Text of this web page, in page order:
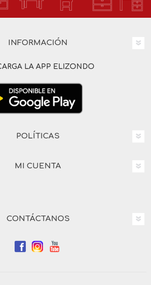
INFORMACIÓN
LA APP ELIZONDO
POLÍTICAS
MI CUENTA
CONTÁCTANOS